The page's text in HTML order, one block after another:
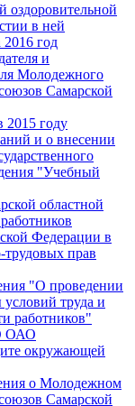
оздоровительной
в ней
2016 год
и
Молодежного
Самарской
году
и о внесении
"Учебный
областной
Федерации в
прав
"О проведении
труда и
работников"
ОАО
окружающей
о Молодежном
Самарской